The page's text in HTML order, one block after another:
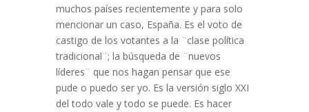
muchos países recientemente y para solo
mencionar un caso, España. Es el voto de
castigo de los votantes a la ¨clase política
tradicional¨; la búsqueda de ¨nuevos
líderes¨ que nos hagan pensar que ese
pude o puedo ser yo. Es la versión siglo XXI
del todo vale y todo se puede. Es hacer